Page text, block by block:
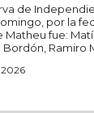
de
por la fecha
Matheu fue:
Bordón, Ramiro
2026